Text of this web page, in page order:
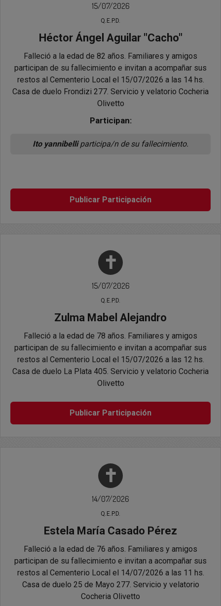
15/07/2026
Q.E.P.D.
Héctor Ángel Aguilar "Cacho"
Falleció a la edad de 82 años. Familiares y amigos
participan de su fallecimiento e invitan a acompañar sus
restos al Cementerio Local el 15/07/2026 a las 14 hs.
Casa de duelo Frondizi 277. Servicio y velatorio Cocheria
Olivetto
Participan:
Ito yannibelliparticipa/n de su fallecimiento.
Publicar Participación
✝
15/07/2026
Q.E.P.D.
Zulma Mabel Alejandro
Falleció a la edad de 78 años. Familiares y amigos
participan de su fallecimiento e invitan a acompañar sus
restos al Cementerio Local el 15/07/2026 a las 12 hs.
Casa de duelo La Plata 405. Servicio y velatorio Cocheria
Olivetto
Publicar Participación
✝
14/07/2026
Q.E.P.D.
Estela María Casado Pérez
Falleció a la edad de 76 años. Familiares y amigos
participan de su fallecimiento e invitan a acompañar sus
restos al Cementerio Local el 14/07/2026 a las 11 hs.
Casa de duelo 25 de Mayo 277. Servicio y velatorio
Cocheria Olivetto